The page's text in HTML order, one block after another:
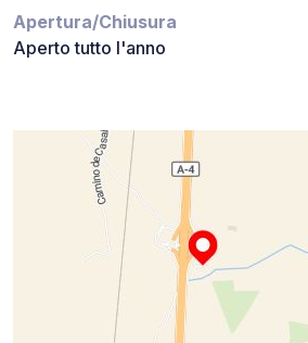
Apertura/Chiusura
Aperto tutto l'anno